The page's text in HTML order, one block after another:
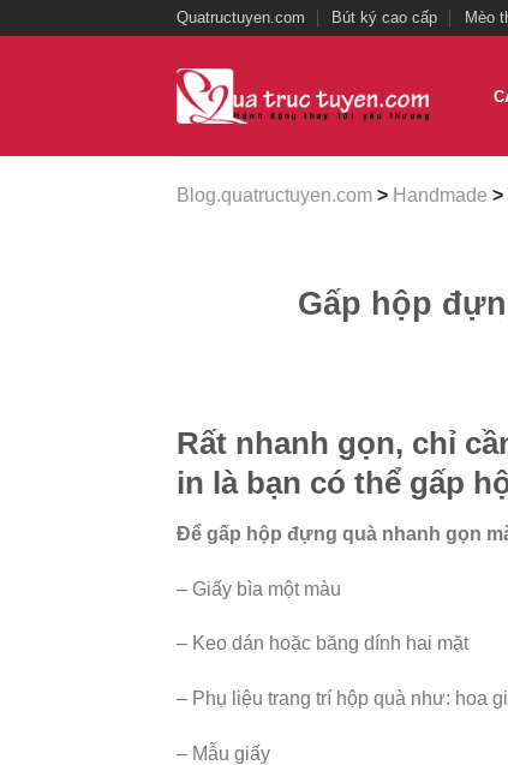
Quatructuyen.com Bút ký cao cấp Mèo
Blog.quatructuyen.com > Handmade >
Gấp hộp
Rất nhanh gọn, chỉ
in là bạn có thể gấp
Để gấp hộp đựng quà nhanh gọn
– Giấy bìa một màu
– Keo dán hoặc băng dính hai mặt
– Phụ liệu trang trí hộp quà như: hoa
– Mẫu giấy